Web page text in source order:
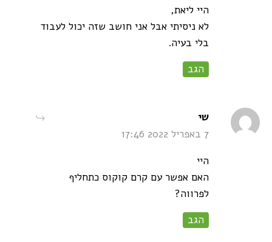
היי ליאת,
לא ניסיתי אבל אני חושב שזה יכול לעבוד
בלי בעיה.
הגב
שי
7 באפריל 2022 17:46
היי
האם אפשר עם קרם קוקוס כתחליף
לפרווה?
הגב